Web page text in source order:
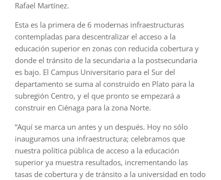
Rafael Martínez.
Esta es la primera de 6 modernas infraestructuras
contempladas para descentralizar el acceso a la
educación superior en zonas con reducida cobertura y
donde el tránsito de la secundaria a la postsecundaria
es bajo. El Campus Universitario para el Sur del
departamento se suma al construido en Plato para la
subregión Centro, y el que pronto se empezará a
construir en Ciénaga para la zona Norte.
“Aquí se marca un antes y un después. Hoy no sólo
inauguramos una infraestructura; celebramos que
nuestra política pública de acceso a la educación
superior ya muestra resultados, incrementando las
tasas de cobertura y de tránsito a la universidad en todo